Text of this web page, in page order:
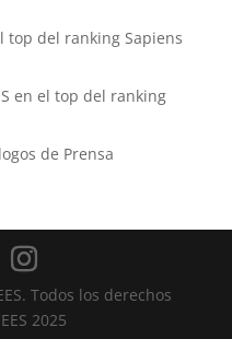
top del ranking Sapiens
en el top del ranking
de Prensa
Todos los derechos
2025